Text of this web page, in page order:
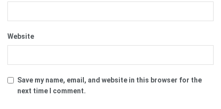
Website
Save my name, email, and website in this browser for the
next time I comment.